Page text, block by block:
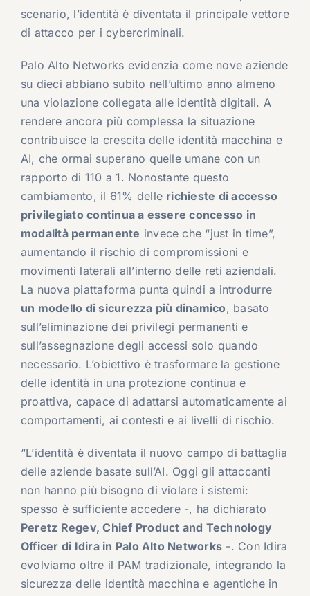
scenario, l’identità è diventata il principale vettore
di attacco per i cybercriminali.
Palo Alto Networks evidenzia come nove aziende
su dieci abbiano subito nell’ultimo anno almeno
una violazione collegata alle identità digitali. A
rendere ancora più complessa la situazione
contribuisce la crescita delle identità macchina e
AI, che ormai superano quelle umane con un
rapporto di 110 a 1. Nonostante questo
cambiamento, il 61% delle richieste di accesso
privilegiato continua a essere concesso in
modalità permanente invece che “just in time”,
aumentando il rischio di compromissioni e
movimenti laterali all’interno delle reti aziendali.
La nuova piattaforma punta quindi a introdurre
un modello di sicurezza più dinamico, basato
sull’eliminazione dei privilegi permanenti e
sull’assegnazione degli accessi solo quando
necessario. L’obiettivo è trasformare la gestione
delle identità in una protezione continua e
proattiva, capace di adattarsi automaticamente ai
comportamenti, ai contesti e ai livelli di rischio.
“L’identità è diventata il nuovo campo di battaglia
delle aziende basate sull’AI. Oggi gli attaccanti
non hanno più bisogno di violare i sistemi:
spesso è sufficiente accedere -, ha dichiarato
Peretz Regev, Chief Product and Technology
Officer di Idira in Palo Alto Networks -. Con Idira
evolviamo oltre il PAM tradizionale, integrando la
sicurezza delle identità macchina e agentiche in